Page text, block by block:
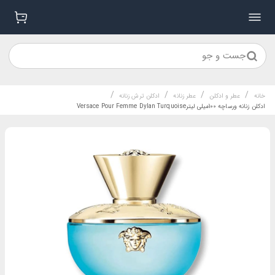
جست و جو
خانه / عطر و ادکلن / عطر زنانه / ادکلن ترش زنانه /
ادکلن زنانه ورساچه 100میلی لیترVersace Pour Femme Dylan Turquoise